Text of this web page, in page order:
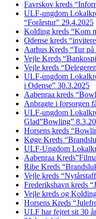
Favrskov kreds
ULF-ungdom
“Forårstur” 29.4.2025
Kolding kreds “Kom
Odense kreds
Aarhus Kreds “Tur
Vejle Kreds
Vejle kreds
ULF-ungdom
i Odense” 30.3.2025
Aabenraa kreds
Anbragte i forsorgen
ULF-ungdom
Glad”Bowling”
Horsens kreds
Køge Kreds
ULF-Ungdom
Aabenraa
Ribe Kreds
Vejle kreds
Frederikshavn kreds
Vejle kreds og
Horsens Kreds
ULF har fejret sit 30